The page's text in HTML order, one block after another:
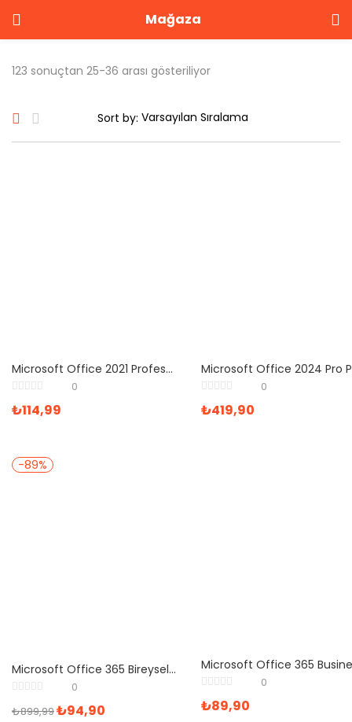
Mağaza
GIRIŞ YAP
123 sonuçtan 25-36 arası gösteriliyor
Sort by:
Microsoft Office 2021 Professional Plus Lisans Anahtarı
0
₺114,99
0
₺419,90
-89%
Microsoft Office 365 Bireysel Elektronik Lisans Ofis Yazılımı
0
₺899,99₺94,90
0
₺89,90